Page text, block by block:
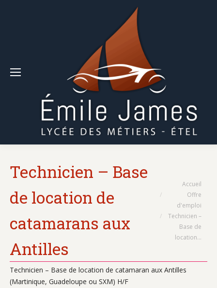
Technicien – Base
de location de
catamarans aux
Antilles
Vous êtes ici :
Accueil
Offre
d'emploi
Technicien –
Base de
location…
Technicien – Base de location de catamaran aux Antilles
(Martinique, Guadeloupe ou SXM) H/F